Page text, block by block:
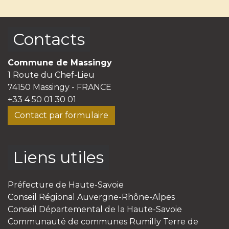
Contacts
Commune de Massingy
1 Route du Chef-Lieu
74150 Massingy - FRANCE
+33 4 50 01 30 01
Contact par formulaire
Liens utiles
Préfecture de Haute-Savoie
Conseil Régional Auvergne-Rhône-Alpes
Conseil Départemental de la Haute-Savoie
Communauté de communes Rumilly Terre de